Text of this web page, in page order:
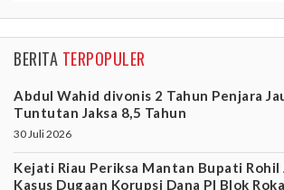
BERITA TERPOPULER
Abdul Wahid divonis 2 Tahun Penjara
Tuntutan Jaksa 8,5 Tahun
30 Juli 2026
Kejati Riau Periksa Mantan Bupati
Kasus Dugaan Korupsi Dana PI Blok